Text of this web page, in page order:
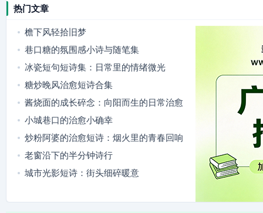
热门文章
檐下风轻拾旧梦
巷口糖的氛围感小诗与随笔集
冰瓷短句短诗集：日常里的情绪微光
糖炒晚风治愈短诗合集
酱烧面的成长碎念：向阳而生的日常治愈
小城巷口的治愈小确幸
炒粉阿婆的治愈短诗：烟火里的青春回响
老窗沿下的半分钟诗行
城市光影短诗：街头细碎暖意